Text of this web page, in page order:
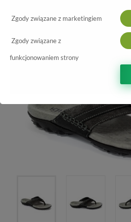
Zgody związane z marketingiem
Zgody związane z
funkcjonowaniem strony